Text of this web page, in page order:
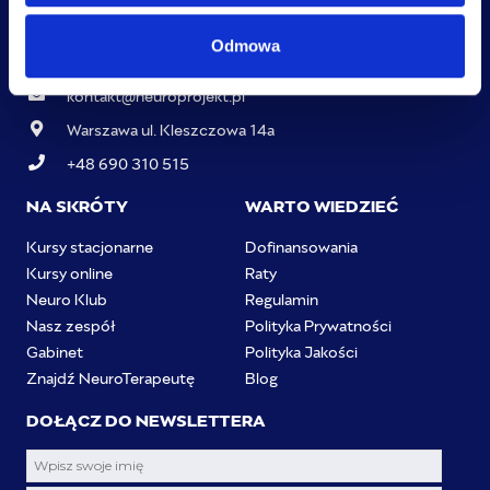
Odmowa
kontakt@neuroprojekt.pl
Warszawa ul. Kleszczowa 14a
+48 690 310 515
NA SKRÓTY
Kursy stacjonarne
Kursy online
Neuro Klub
Nasz zespół
Gabinet
Znajdź NeuroTerapeutę
WARTO WIEDZIEĆ
Dofinansowania
Raty
Regulamin
Polityka Prywatności
Polityka Jakości
Blog
DOŁĄCZ DO NEWSLETTERA